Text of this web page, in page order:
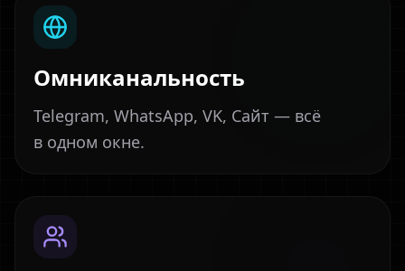
Омниканальность
Telegram, WhatsApp, VK, Сайт — всё
в одном окне.